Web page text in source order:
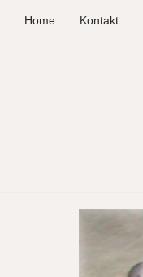
Home Kontakt